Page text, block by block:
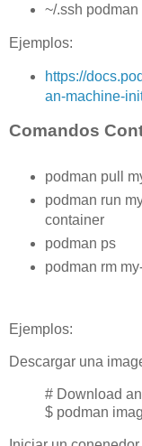
~/.ssh
Ejemplos:
https://
an-machine-
Comandos
podman pull
podman run
container
podman ps
podman rm
Ejemplos:
Descargar una
# Download
$ podman